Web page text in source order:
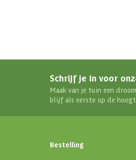
Schrijf je in voor
Maak van je tuin een
blijf als eerste op de
Bestelling